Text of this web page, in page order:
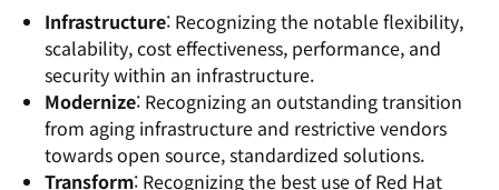
Infrastructure: Recognizing the notable flexibility,
scalability, cost effectiveness, performance, and
security within an infrastructure.
Modernize: Recognizing an outstanding transition
from aging infrastructure and restrictive vendors
towards open source, standardized solutions.
Transform: Recognizing the best use of Red Hat